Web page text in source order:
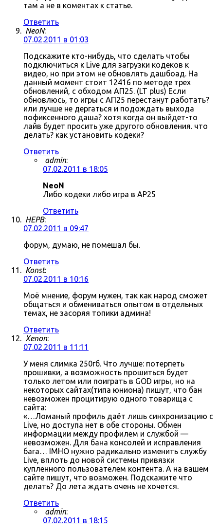
там а не в коментах к статье.
Ответить
NeoN:
07.02.2011 в 01:03
Подскажите кто-нибудь, что сделать чтобы
подключиться к Live для загрузки кодеков к
видео, но при этом не обновлять дашбоад. На
данный момент стоит 12416 по методе трех
обновлений, с обходом АП25. (LT plus) Если
обновлюсь, то игры с АП25 перестанут работать?
или лучше не дергаться и подождать выхода
пофиксенного даша? хотя когда он выйдет-то
лайв будет просить уже другого обновления. что
делать? как установить кодеки?
Ответить
admin:
07.02.2011 в 18:05
NeoN
Либо кодеки либо игра в AP25
Ответить
HEPB:
07.02.2011 в 09:47
форум, думаю, не помешал бы.
Ответить
Konst:
07.02.2011 в 10:16
Моё мнение, форум нужен, так как народ сможет
общаться и обмениваться опытом в отдельных
темах, не засоряя топики админа!
Ответить
Xenon:
07.02.2011 в 11:11
У меня слимка 250гб. Что лучше: потерпеть
прошивки, а возможность прошиться будет
только летом или поиграть в GOD игры, но на
некоторых сайтах(типа юниона) пишут, что бан
невозможен процитирую одного товарища с
сайта:
«…Ломаный профиль даёт лишь синхронизацию с
Live, но доступа нет в обе стороны. Обмен
информации между профилем и службой —
невозможен. Для бана консолей и исправления
бага… IMHO нужно радикально изменить службу
Live, вплоть до новой системы привязки
купленного пользователем контента. А на вашем
сайте пишут, что возможен. Подскажите что
делать? До лета ждать очень не хочется.
Ответить
admin:
07.02.2011 в 18:15